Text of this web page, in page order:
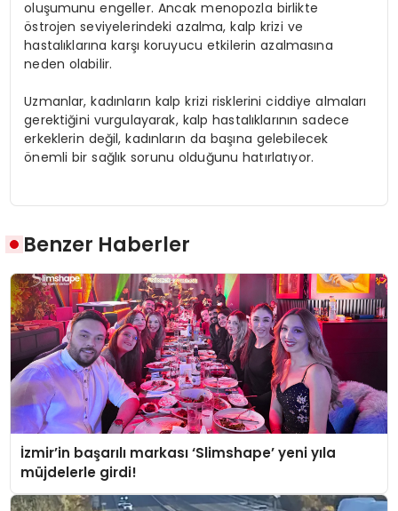
oluşumunu engeller. Ancak menopozla birlikte
östrojen seviyelerindeki azalma, kalp krizi ve
hastalıklarına karşı koruyucu etkilerin azalmasına
neden olabilir.
Uzmanlar, kadınların kalp krizi risklerini ciddiye almaları
gerektiğini vurgulayarak, kalp hastalıklarının sadece
erkeklerin değil, kadınların da başına gelebilecek
önemli bir sağlık sorunu olduğunu hatırlatıyor.
Benzer Haberler
İzmir’in başarılı markası ‘Slimshape’ yeni yıla
müjdelerle girdi!